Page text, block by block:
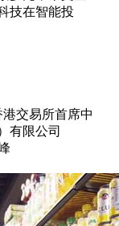
技在智能投
交易所首席中
有限公司